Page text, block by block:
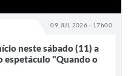
09 JUL 2026 - 17h00
neste sábado (11) a
espetáculo "Quando o